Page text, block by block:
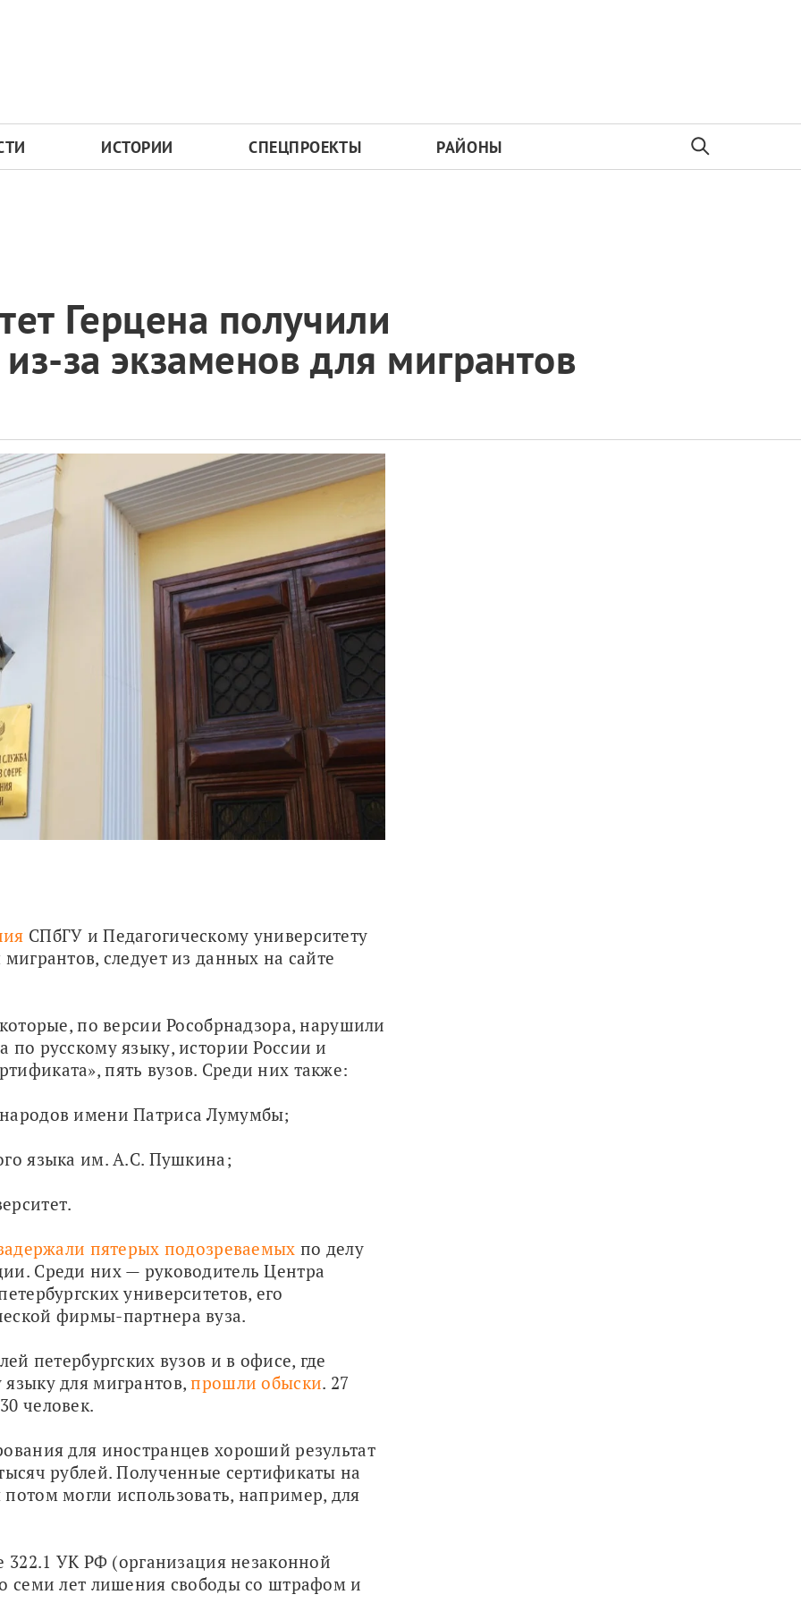
ИСТОРИИ СПЕЦПРОЕКТЫ РАЙОНЫ
Герцена получили
за экзаменов для мигрантов
СПбГУ и Педагогическому университету
следует из данных на сайте
по версии Рособрнадзора, нарушили
по русскому языку, истории России и
пять вузов. Среди них также:
имени Патриса Лумумбы;
языка им. А.С. Пушкина;
пятерых подозреваемых по делу
Среди них — руководитель Центра
университетов, его
фирмы-партнера вуза.
петербургских вузов и в офисе, где
для мигрантов, прошли обыски. 27
человек.
для иностранцев хороший результат
рублей. Полученные сертификаты на
могли использовать, например, для
322.1 УК РФ (организация незаконной
семи лет лишения свободы со штрафом и